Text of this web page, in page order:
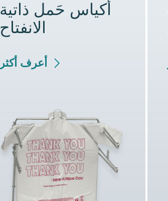
أكياس حَمل ذاتية
الانفتاح
أعرف أكثر